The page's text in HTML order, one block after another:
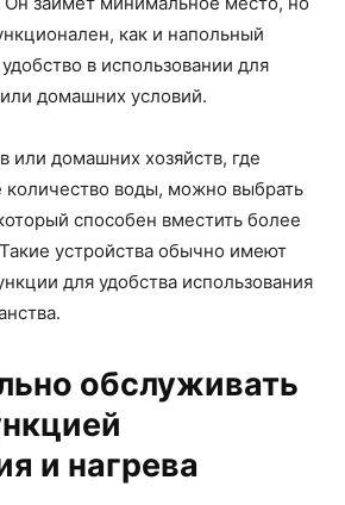
как и напольный
в использовании для
домашних условий.
или домашних хозяйств, где
количество воды, можно выбрать
способен вместить более
устройства обычно имеют
для удобства использования
обслуживать
и нагрева